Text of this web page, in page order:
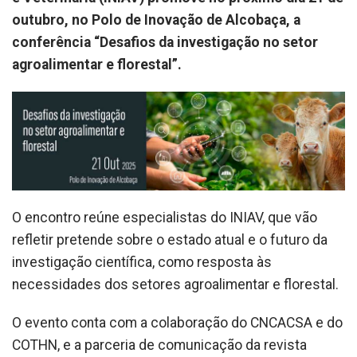
outubro, no Polo de Inovação de Alcobaça, a
conferência “Desafios da investigação no setor
agroalimentar e florestal”.
O encontro reúne especialistas do INIAV, que vão
refletir pretende sobre o estado atual e o futuro da
investigação científica, como resposta às
necessidades dos setores agroalimentar e florestal.
O evento conta com a colaboração do CNCACSA e do
COTHN, e a parceria de comunicação da revista